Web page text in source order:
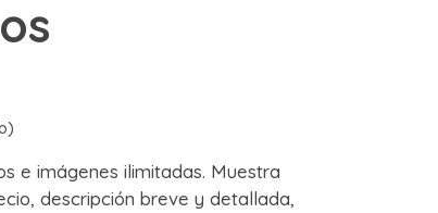
e imágenes ilimitadas. Muestra
descripción breve y detallada,